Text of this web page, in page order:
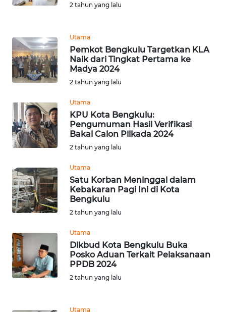
2 tahun yang lalu
Utama
Pemkot Bengkulu Targetkan KLA
Naik dari Tingkat Pertama ke
Madya 2024
2 tahun yang lalu
Utama
KPU Kota Bengkulu:
Pengumuman Hasil Verifikasi
Bakal Calon Pilkada 2024
2 tahun yang lalu
Utama
Satu Korban Meninggal dalam
Kebakaran Pagi Ini di Kota
Bengkulu
2 tahun yang lalu
Utama
Dikbud Kota Bengkulu Buka
Posko Aduan Terkait Pelaksanaan
PPDB 2024
2 tahun yang lalu
Utama
BENGKULU
LAMPUNG
WN
JATENG
WN
NUSANTARA
WN
WN
JATIM
WN
KALBAR